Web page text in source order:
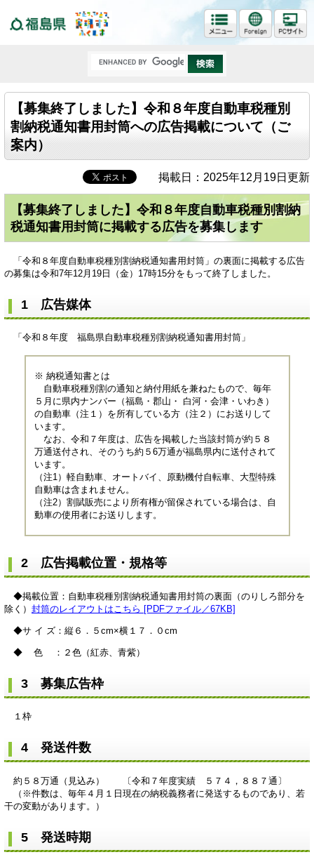
【募集終了しました】令和８年度自動車税種別
割納税通知書用封筒への広告掲載について（ご
案内）
掲載日：2025年12月19日更新
【募集終了しました】令和８年度自動車税種別割納
税通知書用封筒に掲載する広告を募集します
「令和８年度自動車税種別割納税通知書用封筒」の裏面に掲載する広告
の募集は令和7年12月19日（金）17時15分をもって終了しました。
1 広告媒体
「令和８年度 福島県自動車税種別割納税通知書用封筒」
※ 納税通知書とは
自動車税種別割の通知と納付用紙を兼ねたもので、毎年
５月に県内ナンバー（福島・郡山・ 白河・会津・いわき）
の自動車（注１）を所有している方（注２）にお送りして
います。
なお、令和７年度は、広告を掲載した当該封筒が約５８
万通送付され、そのうち約５6万通が福島県内に送付されて
います。
（注1）軽自動車、オートバイ、原動機付自転車、大型特殊
自動車は含まれません。
（注2）割賦販売により所有権が留保されている場合は、自
動車の使用者にお送りします。
2 広告掲載位置・規格等
◆掲載位置：自動車税種別割納税通知書用封筒の裏面（のりしろ部分を
除く） 封筒のレイアウトはこちら [PDFファイル／67KB]
◆サ イ ズ：縦６．５cm×横１７．０cm
◆ 色 ：２色（紅赤、青紫）
3 募集広告枠
１枠
4 発送件数
約５８万通（見込み） 〔令和７年度実績 ５７４，８８７通〕
（※件数は、毎年４月１日現在の納税義務者に発送するものであり、若
干の変動があります。）
5 発送時期